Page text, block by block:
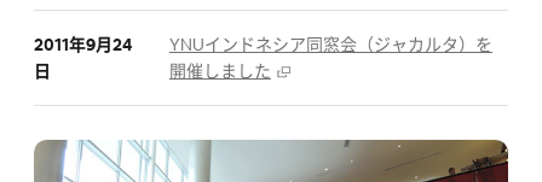
2011年9月24
日
YNUインドネシア同窓会（ジャカルタ）を
開催しました